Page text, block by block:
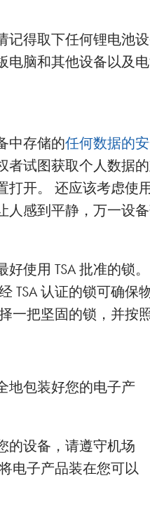
记得取下任何锂电池
电脑和其他设备以及
中存储的任何数据的
者试图获取个人数据
打开。 还应该考虑使
感到平静，万一设
使用 TSA 批准的锁
TSA 认证的锁可确保
一把坚固的锁，并按
地包装好您的电子产
的设备，请遵守机场
电子产品装在您可以